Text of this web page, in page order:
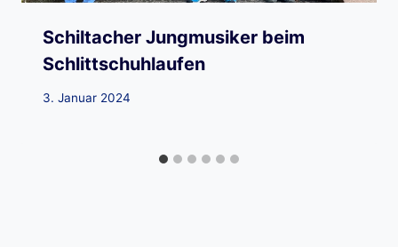
Schiltacher Jungmusiker beim
Schlittschuhlaufen
3. Januar 2024